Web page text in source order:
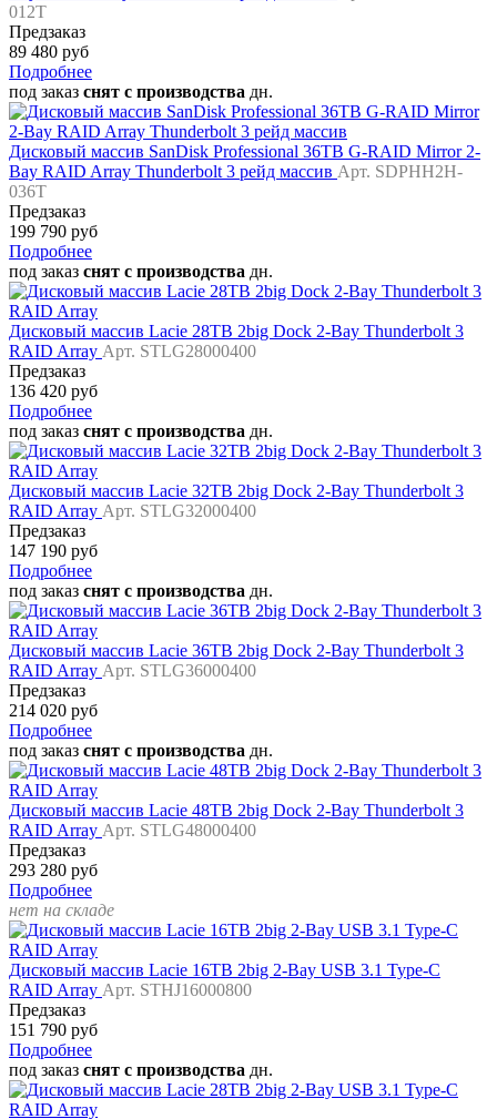
012T
Предзаказ
89 480 руб
Подробнее
под заказ снят с производства дн.
Дисковый массив SanDisk Professional 36TB G-RAID Mirror 2-
Bay RAID Array Thunderbolt 3 рейд массив Арт. SDPHH2H-
036T
Предзаказ
199 790 руб
Подробнее
под заказ снят с производства дн.
Дисковый массив Lacie 28TB 2big Dock 2-Bay Thunderbolt 3
RAID Array Арт. STLG28000400
Предзаказ
136 420 руб
Подробнее
под заказ снят с производства дн.
Дисковый массив Lacie 32TB 2big Dock 2-Bay Thunderbolt 3
RAID Array Арт. STLG32000400
Предзаказ
147 190 руб
Подробнее
под заказ снят с производства дн.
Дисковый массив Lacie 36TB 2big Dock 2-Bay Thunderbolt 3
RAID Array Арт. STLG36000400
Предзаказ
214 020 руб
Подробнее
под заказ снят с производства дн.
Дисковый массив Lacie 48TB 2big Dock 2-Bay Thunderbolt 3
RAID Array Арт. STLG48000400
Предзаказ
293 280 руб
Подробнее
нет на складе
Дисковый массив Lacie 16TB 2big 2-Bay USB 3.1 Type-C
RAID Array Арт. STHJ16000800
Предзаказ
151 790 руб
Подробнее
под заказ снят с производства дн.